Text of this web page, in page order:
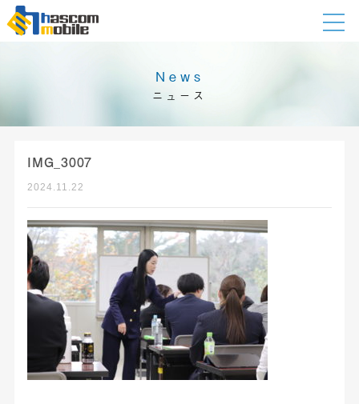
News
ニュース
IMG_3007
2024.11.22